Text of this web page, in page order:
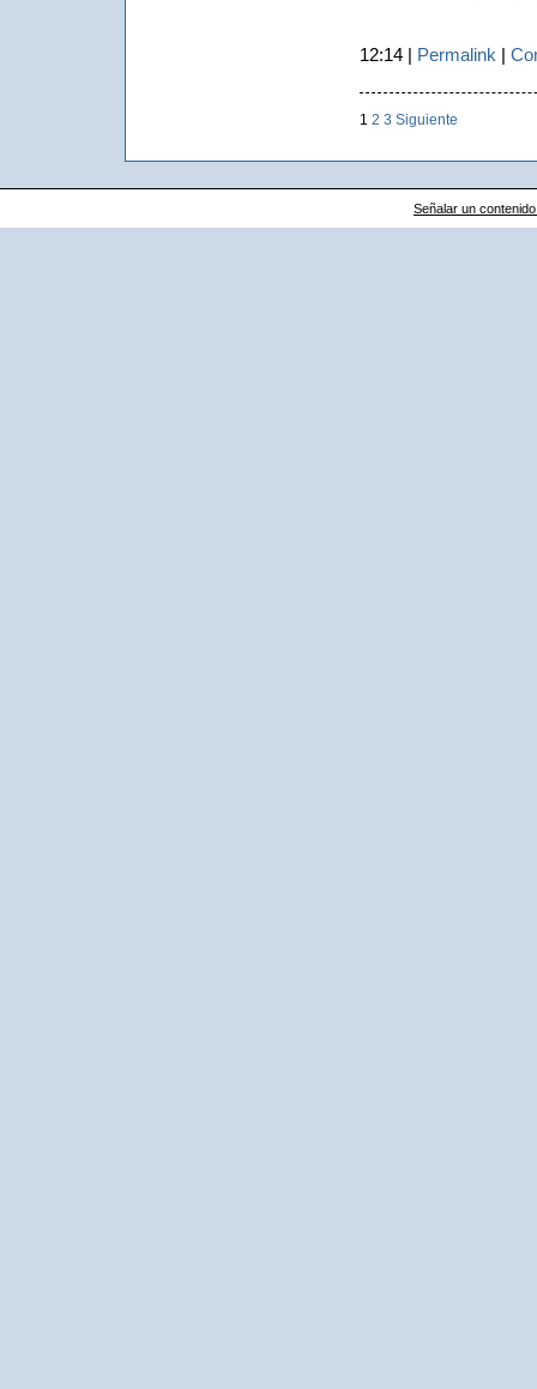
12:14 | Permalink |
1 2 3 Siguiente
Señalar un